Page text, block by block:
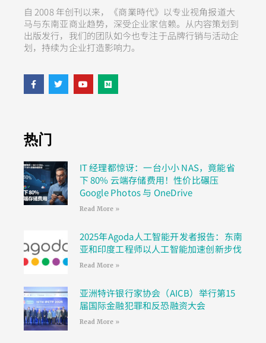
自 2008 年创刊以来，《商業時代》以专业视角报道大
马与东南亚商业趋势，深受企业家信赖。从内容策划到
出版发行，我们的团队如今也专注于品牌行销与活动企
划，持续为企业打造影响力。
热门
IT 经理都惊讶：一台小小 NAS，竟能省
下 80% 云端存储费用！性价比碾压
Google Photos 与 OneDrive
Read More »
2025年Agoda人工智能开发者报告：东南
亚和印度工程师以人工智能加速创新步伐
Read More »
亚洲特许银行家协会（AICB）举行第15
届国际金融犯罪和反恐融资大会
Read More »